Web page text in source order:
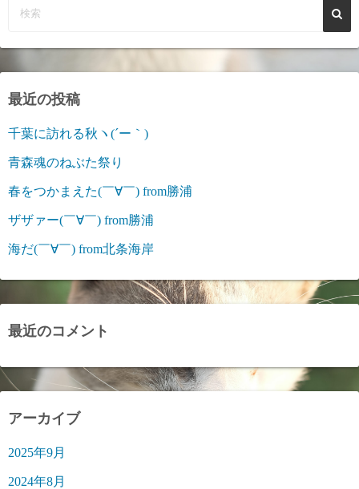
最近の投稿
千葉に訪れる秋ヽ(´ー｀)
青森魂のねぶた祭り
春をつかまえた(￣∀￣) from勝浦
ザザァー(￣∀￣) from勝浦
海だ(￣∀￣) from北条海岸
最近のコメント
アーカイブ
2025年9月
2024年8月